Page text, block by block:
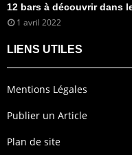
12 bars à découvrir dans
1 avril 2022
LIENS UTILES
Mentions Légales
Publier un Article
Plan de site